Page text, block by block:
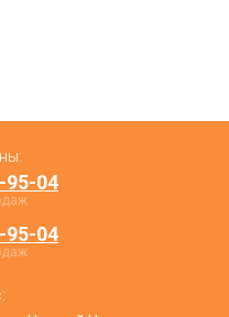
95-04
95-04